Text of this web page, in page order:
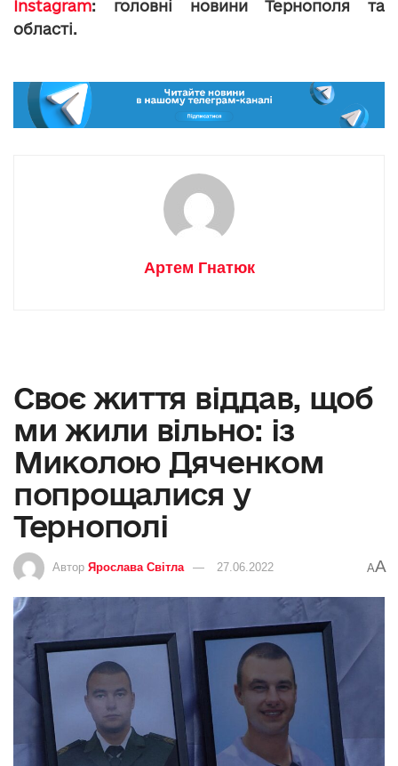
Instagram: головні новини Тернополя та
області.
Артем Гнатюк
Своє життя віддав, щоб
ми жили вільно: із
Миколою Дяченком
попрощалися у
Тернополі
Автор Ярослава Світла 27.06.2022 AA